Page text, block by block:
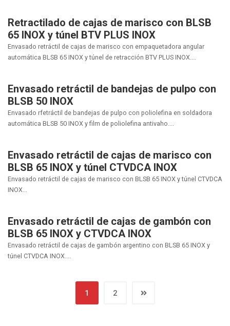
Retractilado de cajas de marisco con BLSB
65 INOX y túnel BTV PLUS INOX
Envasado retráctil de cajas de marisco con empaquetadora angular
automática BLSB 65 INOX y túnel de retracción BTV PLUS INOX....
Envasado retráctil de bandejas de pulpo con
BLSB 50 INOX
Envasado rfetráctil de bandejas de pulpo con poliolefina en soldadora
automática BLSB 50 INOX y film de poliolefina antivaho....
Envasado retráctil de cajas de marisco con
BLSB 65 INOX y túnel CTVDCA INOX
Envasado retráctil de cajas de marisco con BLSB 65 INOX y túnel CTVDCA
INOX...
Envasado retráctil de cajas de gambón con
BLSB 65 INOX y CTVDCA INOX
Envasado retráctil de cajas de gambón argentino con BLSB 65 INOX y
túnel CTVDCA INOX....
1 2